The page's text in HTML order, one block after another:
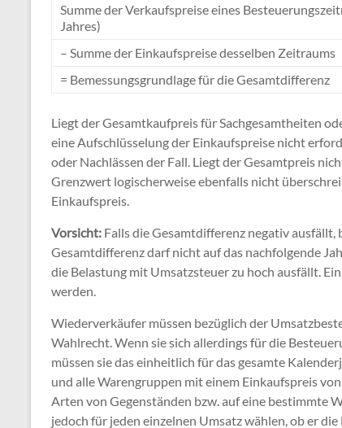
Summe der Verkaufspreise eines
Jahres)
– Summe der Einkaufspreise desselben Zeitraums
= Bemessungsgrundlage für die Gesamtdifferenz
Liegt der Gesamtkaufpreis für Sachgesamtheiten
eine Aufschlüsselung der Einkaufspreise nicht
oder Nachlässen der Fall. Liegt der Gesamtpreis
Grenzwert logischerweise ebenfalls nicht
Einkaufspreis.
Vorsicht: Falls die Gesamtdifferenz negativ
Gesamtdifferenz darf nicht auf das nachfolgende
die Belastung mit Umsatzsteuer zu hoch ausfällt.
werden.
Wiederverkäufer müssen bezüglich der
Wahlrecht. Wenn sie sich allerdings für die
müssen sie das einheitlich für das gesamte
und alle Warengruppen mit einem Einkaufspreis
Arten von Gegenständen bzw. auf eine bestimmte
jedoch für jeden einzelnen Umsatz wählen, ob er